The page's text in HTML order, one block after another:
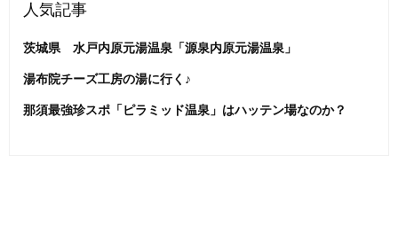
人気記事
茨城県 水戸内原元湯温泉「源泉内原元湯温泉」
湯布院チーズ工房の湯に行く♪
那須最強珍スポ「ピラミッド温泉」はハッテン場なのか？